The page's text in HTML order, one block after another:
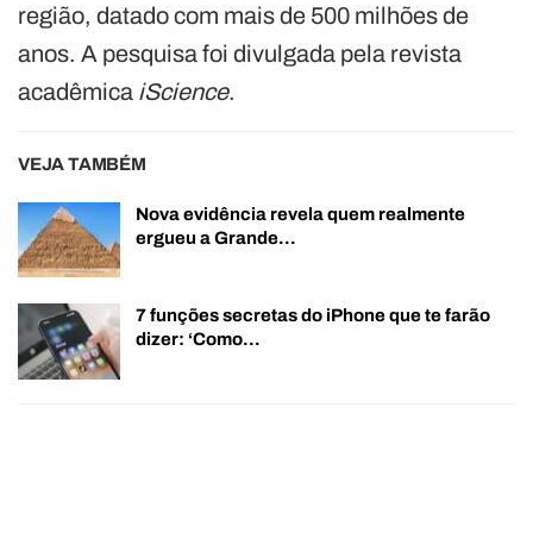
região, datado com mais de 500 milhões de
anos. A pesquisa foi divulgada pela revista
acadêmica iScience.
VEJA TAMBÉM
Nova evidência revela quem realmente
ergueu a Grande…
7 funções secretas do iPhone que te farão
dizer: ‘Como…